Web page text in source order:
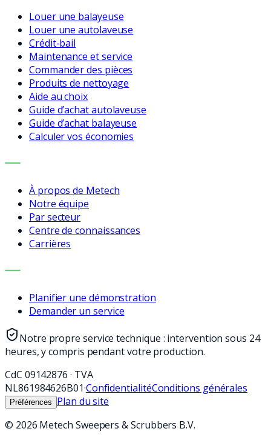
Louer une balayeuse
Louer une autolaveuse
Crédit-bail
Maintenance et service
Commander des pièces
Produits de nettoyage
Aide au choix
Guide d’achat autolaveuse
Guide d’achat balayeuse
Calculer vos économies
ENTREPRISE
À propos de Metech
Notre équipe
Par secteur
Centre de connaissances
Carrières
CONTACT
Planifier une démonstration
Demander un service
Notre propre service technique : intervention sous 24
heures, y compris pendant votre production.
CdC 09142876 · TVA
NL861984626B01·ConfidentialitéConditions générales
Préférences
Plan du site
© 2026 Metech Sweepers & Scrubbers B.V.